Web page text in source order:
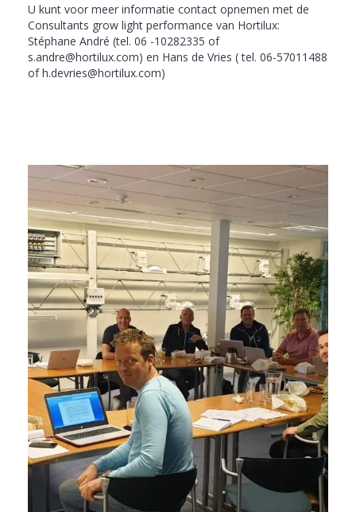
U kunt voor meer informatie contact opnemen met de
Consultants grow light performance van Hortilux:
Stéphane André (tel. 06 -10282335 of
s.andre@hortilux.com) en Hans de Vries ( tel. 06-57011488
of h.devries@hortilux.com)